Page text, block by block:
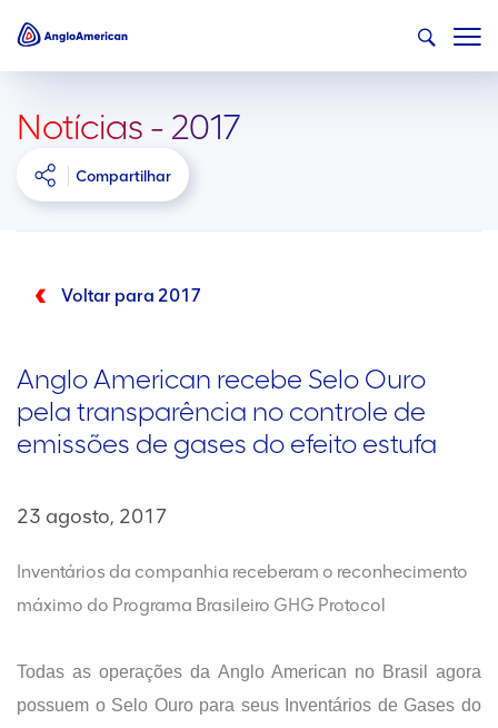
Notícias - 2017
Compartilhar
Voltar para 2017
Anglo American recebe Selo Ouro
pela transparência no controle de
emissões de gases do efeito estufa
23 agosto, 2017
Inventários da companhia receberam o reconhecimento
máximo do Programa Brasileiro GHG Protocol
Todas as operações da Anglo American no Brasil agora
possuem o Selo Ouro para seus Inventários de Gases do